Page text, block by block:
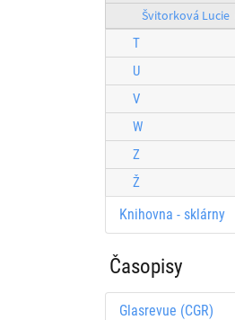
Švitorková Lucie
T
U
V
W
Z
Ž
Knihovna - sklárny
Časopisy
Glasrevue (CGR)